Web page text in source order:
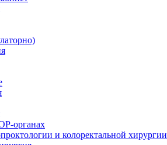
органах
и колоректальной хирургии